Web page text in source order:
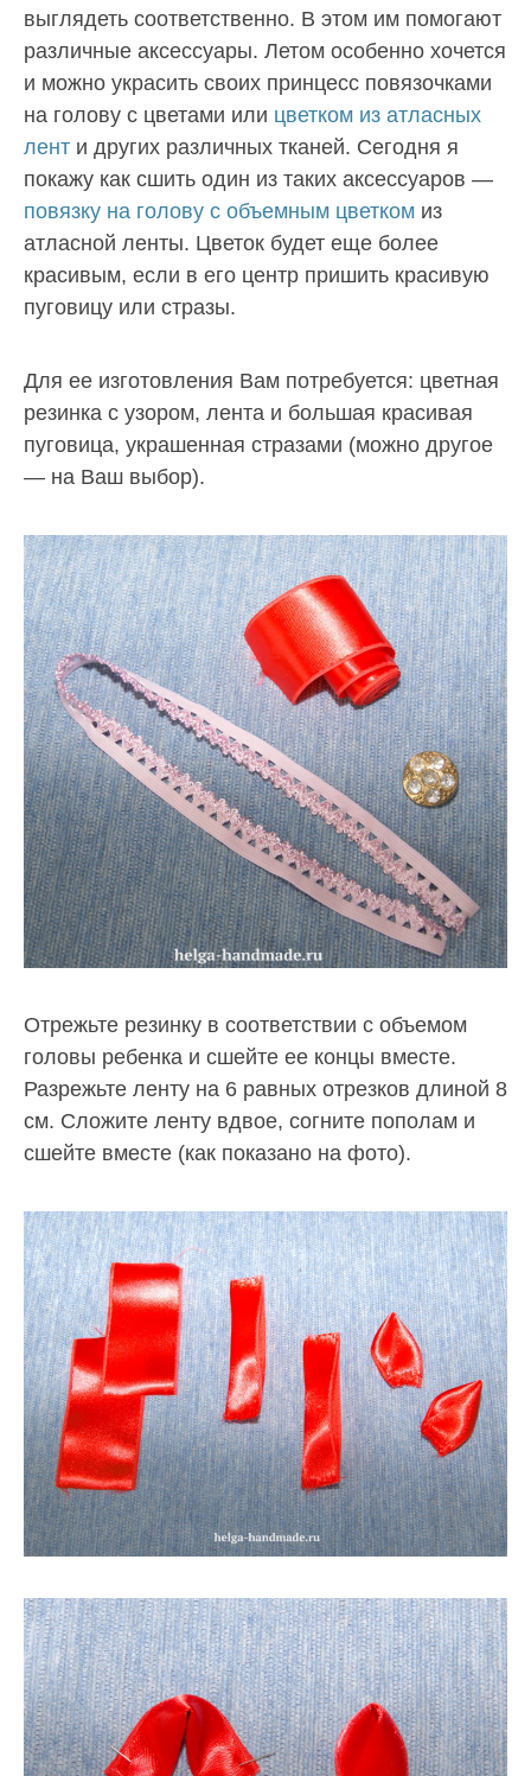
выглядеть соответственно. В этом им помогают
различные аксессуары. Летом особенно хочется
и можно украсить своих принцесс повязочками
на голову с цветами или цветком из атласных
лент и других различных тканей. Сегодня я
покажу как сшить один из таких аксессуаров —
повязку на голову с объемным цветком из
атласной ленты. Цветок будет еще более
красивым, если в его центр пришить красивую
пуговицу или стразы.
Для ее изготовления Вам потребуется: цветная
резинка с узором, лента и большая красивая
пуговица, украшенная стразами (можно другое
— на Ваш выбор).
Отрежьте резинку в соответствии с объемом
головы ребенка и сшейте ее концы вместе.
Разрежьте ленту на 6 равных отрезков длиной 8
см. Сложите ленту вдвое, согните пополам и
сшейте вместе (как показано на фото).